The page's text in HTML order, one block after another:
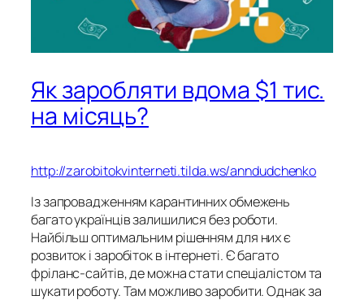
Як заробляти вдома $1 тис.
на місяць?
http://zarobitokvinterneti.tilda.ws/anndudchenko
Із запровадженням карантинних обмежень
багато українців залишилися без роботи.
Найбільш оптимальним рішенням для них є
розвиток і заробіток в інтернеті. Є багато
фріланс-сайтів, де можна стати спеціалістом та
шукати роботу. Там можливо заробити. Однак за